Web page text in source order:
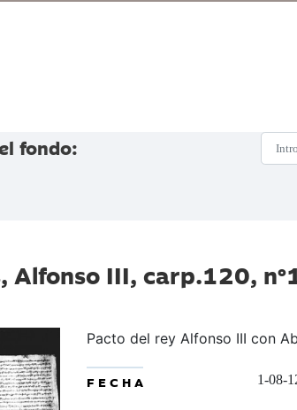
fondo:
Alfonso III, carp.120,
Pacto del rey Alfonso III con
FECHA 1-08-